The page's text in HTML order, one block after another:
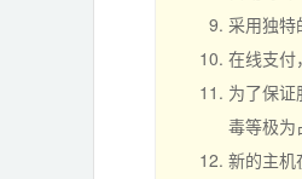
采用独特
在线支付
为了保
毒等极为
新的主机